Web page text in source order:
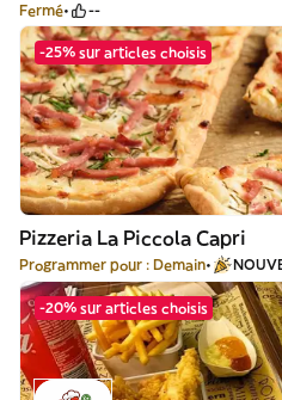
Fermé --
-25% sur articles choisis
Pizzeria La Piccola Capri
Programmer pour : Demain
-20% sur articles choisis